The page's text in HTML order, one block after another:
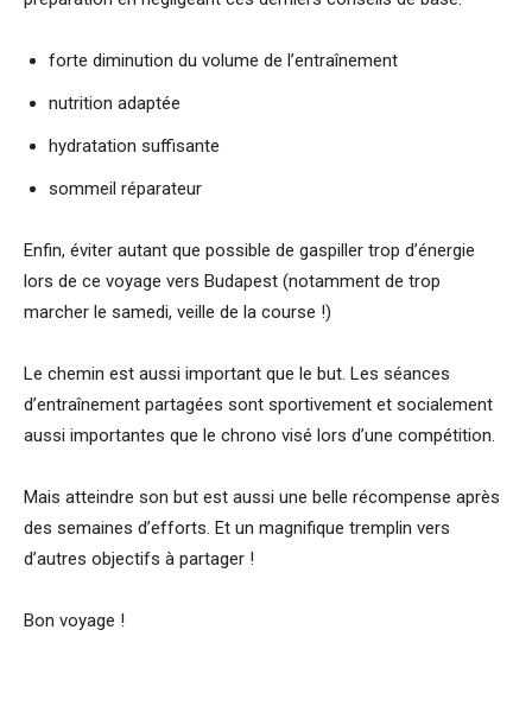
forte diminution du volume de l’entraînement
nutrition adaptée
hydratation suffisante
sommeil réparateur
Enfin, éviter autant que possible de gaspiller trop d’énergie
lors de ce voyage vers Budapest (notamment de trop
marcher le samedi, veille de la course !)
Le chemin est aussi important que le but. Les séances
d’entraînement partagées sont sportivement et socialement
aussi importantes que le chrono visé lors d’une compétition.
Mais atteindre son but est aussi une belle récompense après
des semaines d’efforts. Et un magnifique tremplin vers
d’autres objectifs à partager !
Bon voyage !